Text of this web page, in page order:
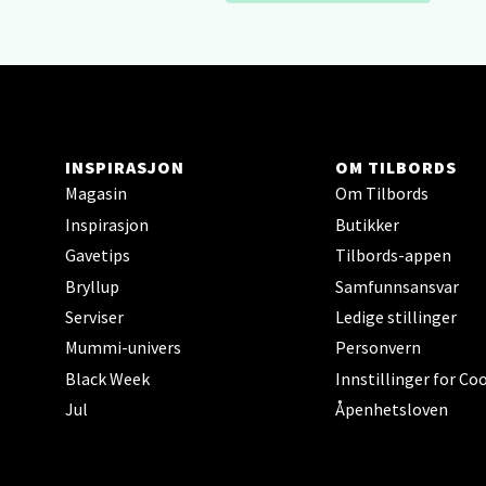
INSPIRASJON
Magasin
Inspirasjon
Gavetips
Bryllup
Serviser
Mummi-univers
Black Week
Jul
OM TILBORDS
Om Tilbords
Butikker
Tilbords-appen
Samfunnsansvar
Ledige stillinger
Personvern
Innstillinger for
Åpenhetsloven
0 i
Åpent i